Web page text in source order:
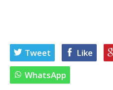
Tweet Like
WhatsApp